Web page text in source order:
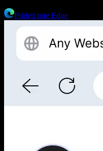
Pridėti prie Edge